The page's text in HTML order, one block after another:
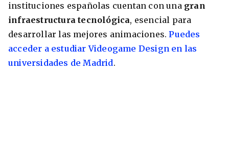
instituciones españolas cuentan con una gran
infraestructura tecnológica, esencial para
desarrollar las mejores animaciones.Puedes
acceder a estudiar Videogame Design en las
universidades de Madrid.